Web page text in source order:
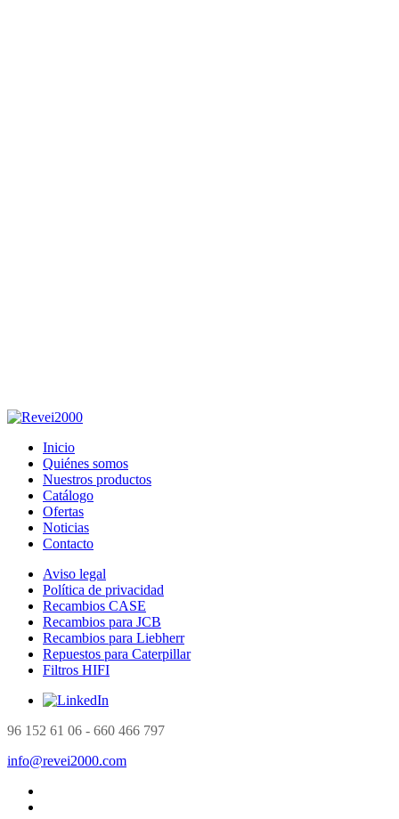
Inicio
Quiénes somos
Nuestros productos
Catálogo
Ofertas
Noticias
Contacto
Aviso legal
Política de privacidad
Recambios CASE
Recambios para JCB
Recambios para Liebherr
Repuestos para Caterpillar
Filtros HIFI
96 152 61 06 - 660 466 797
info@revei2000.com